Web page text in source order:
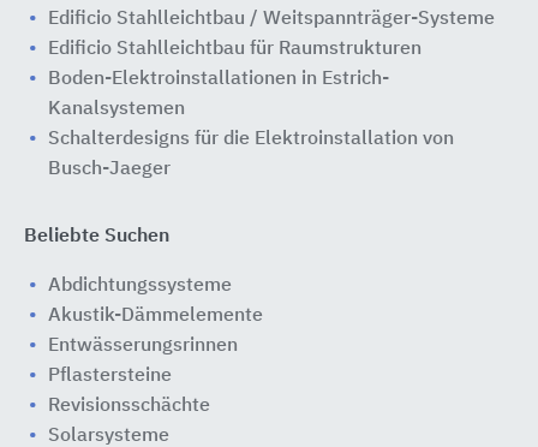
Edificio Stahlleichtbau / Weitspannträger-Systeme
Edificio Stahlleichtbau für Raumstrukturen
Boden-Elektroinstallationen in Estrich-
Kanalsystemen
Schalterdesigns für die Elektroinstallation von
Busch-Jaeger
Beliebte Suchen
Abdichtungssysteme
Akustik-Dämmelemente
Entwässerungsrinnen
Pflastersteine
Revisionsschächte
Solarsysteme